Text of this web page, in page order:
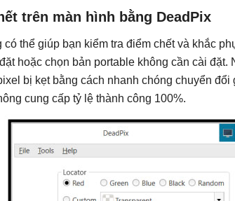
trên màn hình bằng DeadPix
thể giúp bạn kiểm tra điểm chết và khắc
hoặc chọn bản portable không cần cài đặt.
bị kẹt bằng cách nhanh chóng chuyển
cung cấp tỷ lệ thành công 100%.